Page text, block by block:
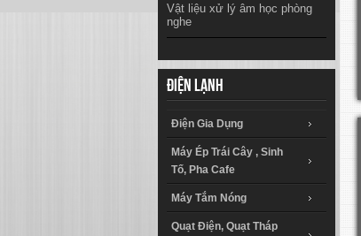
Vật liệu xử lý âm học phòng
nghe
Điện lạnh
Điện Gia Dụng
Máy Ép Trái Cây , Sinh
Tố, Pha Cafe
Máy Tắm Nóng
Quạt Điện, Quạt Tháp